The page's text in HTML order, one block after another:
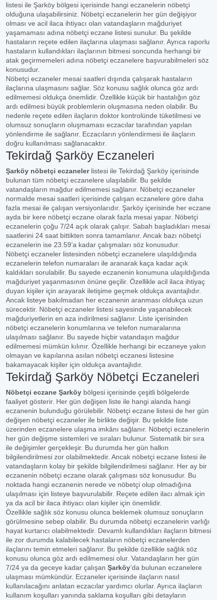
listesi ile Şarköy bölgesi içerisinde hangi eczanelerin nöbetçi
olduğuna ulaşabilirsiniz. Nöbetçi eczanelerin her gün değişiyor
olması ve acil ilaca ihtiyacı olan vatandaşların mağduriyet
yaşamaması adına nöbetçi eczane listesi sunulur. Bu şekilde
hastaların reçete edilen ilaçlarına ulaşması sağlanır. Ayrıca raporlu
hastaların kullandıkları ilaçlarının bitmesi soncunda herhangi bir
atak geçirmemeleri adına nöbetçi eczanelere başvurabilmeleri söz
konusudur.
Nöbetçi eczaneler mesai saatleri dışında çalışarak hastaların
ilaçlarına ulaşmasını sağlar. Söz konusu sağlık olunca göz ardı
edilmemesi oldukça önemlidir. Özellikle küçük bir hastalığın göz
ardı edilmesi büyük problemlerin oluşmasına neden olabilir. Bu
nedenle reçete edilen ilaçların doktor kontrolünde tüketilmesi ve
olumsuz sonuçların oluşmaması eczacılar tarafından yapılan
yönlendirme ile sağlanır. Eczacıların yönlendirmesi ile ilaçların
doğru kullanılması sağlanacaktır.
Tekirdağ Şarköy Eczaneleri
Şarköy nöbetçi eczanelerlistesi ile Tekirdağ Şarköy içerisinde
bulunan tüm nöbetçi eczanelere ulaşılabilir. Bu şekilde
vatandaşların mağdur edilmemesi sağlanır. Nöbetçi eczaneler
normalde mesai saatleri içerisinde çalışan eczanelere göre daha
fazla mesai ile çalışan versiyonlarıdır. Şarköy içerisinde her eczane
ayda bir kere nöbetçi eczane olarak fazla mesai yapar. Nöbetçi
eczanelerin çoğu 7/24 açık olarak çalışır. Sabah başladıkları mesai
saatlerini 24 saat bittikten sonra tamamlanır. Ancak bazı nöbetçi
eczanelerin ise 23.59’a kadar çalışmaları söz konusudur.
Nöbetçi eczaneler listesinden nöbetçi eczanelere ulaşıldığında
eczanelerin telefon numaraları ile aranarak kaça kadar açık
kaldıkları sorulabilir. Bu sayede eczanenin konumuna ulaşıldığında
mağduriyet yaşanmasının önüne geçilir. Özellikle acil ilaca ihtiyaç
duyan kişiler için arayarak iletişime geçmek oldukça avantajlıdır.
Ancak listeye bakılmadan her eczanenin aranması oldukça uzun
sürecektir. Nöbetçi eczaneler listesi sayesinde yaşanabilecek
mağduriyetlerin en aza indirilmesi sağlanır. Liste içerisinden
nöbetçi eczanelerin konumlarına ve telefon numaralarına
ulaşılması sağlanır. Bu sayede hiçbir vatandaşın mağdur
edilmemesi mümkün kılınır. Özellikle herhangi bir eczaneye yakın
olmayan ve kapılarına asılan nöbetçi eczanesi listesine
bakamayacak kişiler için oldukça avantajlıdır.
Tekirdağ Şarköy Nöbetçi Eczaneleri
Nöbetçi eczane Şarköy bölgesi içerisinde çeşitli bölgelerde
faaliyet gösterir. Her gün değişen liste ile hangi alanda hangi
eczanenin bulunduğu görülebilir. Nöbetçi eczane listesi de her gün
değişen nöbetçi eczaneler ile birlikte değişir. Bu şekilde liste
üzerinden eczanelere ulaşma imkânı sağlanır. Nöbetçi eczanelerin
her gün değişme sistemleri ve sıraları bulunur. Sistematik bir sıra
ile değişimler gerçekleşir. Bu durumda her gün halkın
bilgilendirilmesi zor olabilmektedir. Ancak nöbetçi eczane listesi ile
vatandaşların kolay bir şekilde bilgilendirilmesi sağlanır. Her ay bir
eczanenin nöbetçi eczane olarak çalışması söz konusudur. Bu
noktada hangi eczanenin nerede ve nöbetçi olup olmadığına
ulaşılması için listeye başvurulabilir. Reçete edilen ilacı almak için
ya da acil bir ilaca ihtiyacı olan kişiler için önemlidir.
Özellikle sağlık söz konusu olunca beklemek olumsuz sonuçların
görülmesine sebep olabilir. Bu durumda nöbetçi eczanelerin varlığı
hayat kurtarıcı olabilmektedir. Devamlı kullandıkları ilaçların bitmesi
ile zor durumda kalabilecek hastaların nöbetçi eczanelerden
ilaçlarını temin etmeleri sağlanır. Bu şekilde özellikle sağlık söz
konusu olunca göz ardı edilmemesi olur. Vatandaşların her gün
7/24 ya da geceye kadar çalışan Şarköy’da bulunan eczanelere
ulaşması mümkündür. Eczaneler içerisinde ilaçların nasıl
kullanılacağını anlatan eczacılar yardımcı olurlar. Ayrıca ilaçların
kullanım koşulları yanında saklama koşulları gibi detayların